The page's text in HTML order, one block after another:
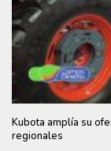
Kubota amplía su
regionales